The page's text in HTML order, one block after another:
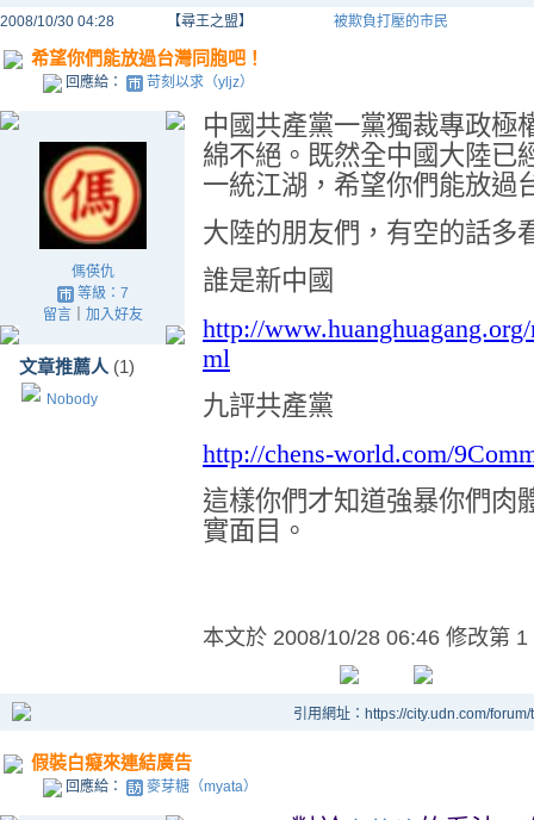
2008/10/30 04:28
【尋王之盟】 被欺負打壓的市民
希望你們能放過台灣同胞吧！
回應給： 苛刻以求（yljz）
傌偀仇
等級：7
留言｜ 加入好友
文章推薦人 (1)
Nobody
中國共產黨一黨獨裁專政極
綿不絕。既然全中國大陸已
一統江湖，希望你們能放過
大陸的朋友們，有空的話多
誰是新中國
http://
ml
九評共產黨
http://chens-world.com/
這樣你們才知道強暴你們肉
實面目。
本文於 2008/10/28 06:46 修改第 1
引用網址：https://city.udn.com/
假裝白癡來連結廣告
回應給： 麥芽糖（myata）